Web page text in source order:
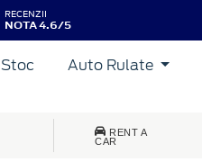
RECENZII
NOTA 4.6/5
Stoc Auto Rulate
RENT A
CAR